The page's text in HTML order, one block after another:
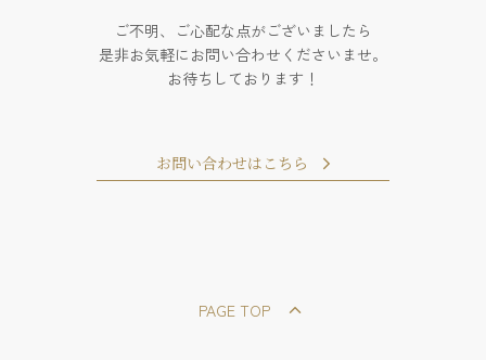
ご不明、ご心配な点がございましたら
是非お気軽にお問い合わせくださいませ。
お待ちしております！
お問い合わせはこちら
PAGE TOP